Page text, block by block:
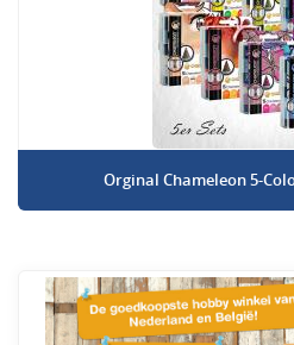
Orginal Chameleon 5-